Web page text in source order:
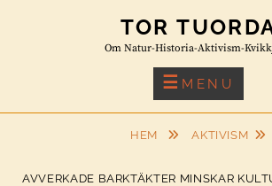
TOR
Om Natur-Historia-Aktivism-
MENU
HEM AKTIVISM
AVVERKADE BARKTÄKTER MINSKAR